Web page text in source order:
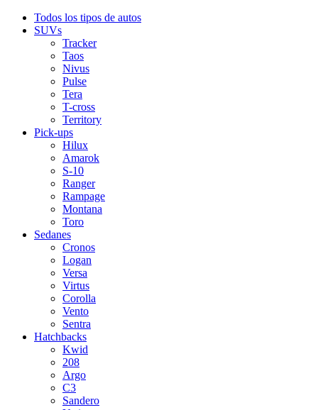
Todos los tipos de autos
SUVs
Tracker
Taos
Nivus
Pulse
Tera
T-cross
Territory
Pick-ups
Hilux
Amarok
S-10
Ranger
Rampage
Montana
Toro
Sedanes
Cronos
Logan
Versa
Virtus
Corolla
Vento
Sentra
Hatchbacks
Kwid
208
Argo
C3
Sandero